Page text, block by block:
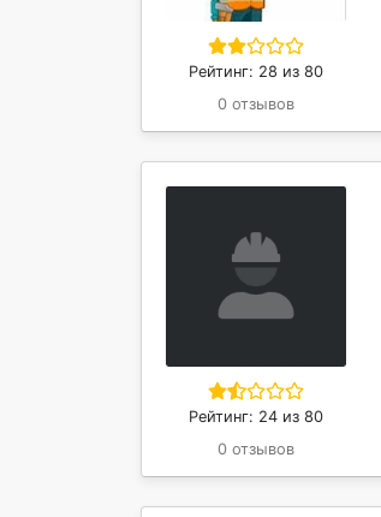
Рейтинг: 28 из 80
0 отзывов
Рейтинг: 24 из 80
0 отзывов